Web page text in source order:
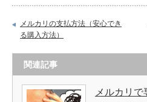
メルカリの支払方法（安心でき
る購入方法）
関連記事
メルカリ